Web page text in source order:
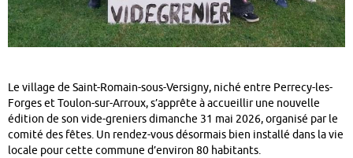
Le village de Saint-Romain-sous-Versigny, niché entre Perrecy-les-
Forges et Toulon-sur-Arroux, s’apprête à accueillir une nouvelle
édition de son vide-greniers dimanche 31 mai 2026, organisé par le
comité des fêtes. Un rendez-vous désormais bien installé dans la vie
locale pour cette commune d’environ 80 habitants.